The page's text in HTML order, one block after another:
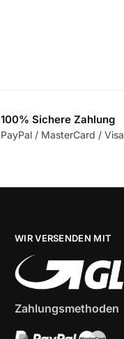
100% Sichere Zahlung
PayPal / MasterCard / Visa
WIR VERSENDEN MIT
Zahlungsmethoden